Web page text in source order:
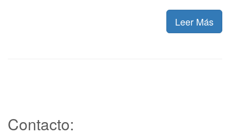
Leer Más
Contacto: